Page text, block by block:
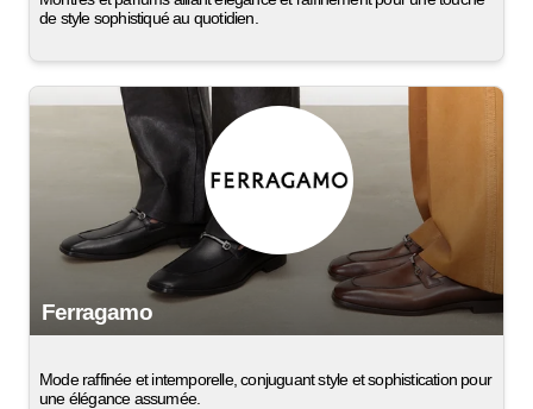
de style sophistiqué au quotidien.
Ferragamo
Mode raffinée et intemporelle, conjuguant style et sophistication pour
une élégance assumée.